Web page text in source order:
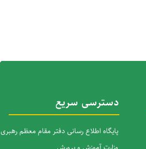
دسترسی سریع
پایگاه اطلاع رسانی دفتر مقام معظم رهبری